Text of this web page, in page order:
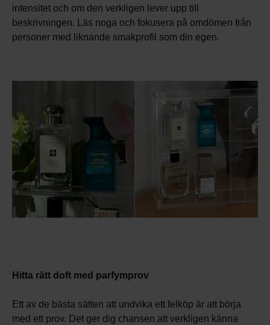
intensitet och om den verkligen lever upp till
beskrivningen. Läs noga och fokusera på omdömen från
personer med liknande smakprofil som din egen.
Hitta rätt doft med parfymprov
Ett av de bästa sätten att undvika ett felköp är att börja
med ett prov. Det ger dig chansen att verkligen känna